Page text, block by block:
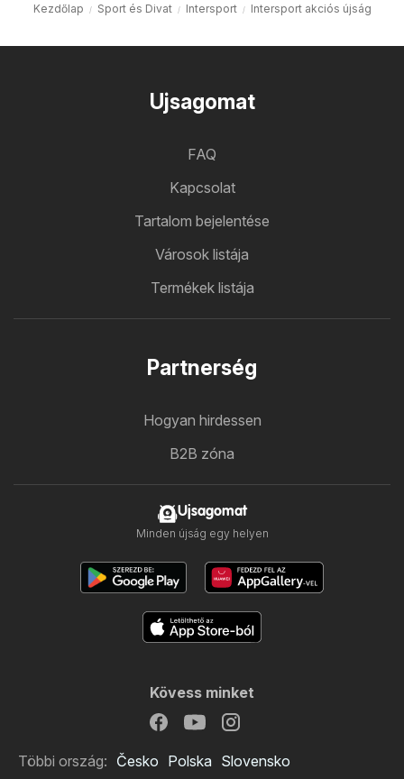
Kezdőlap Sport és Divat Intersport Intersport akciós újság
Ujsagomat
FAQ
Kapcsolat
Tartalom bejelentése
Városok listája
Termékek listája
Partnerség
Hogyan hirdessen
B2B zóna
Ujsagomat
Minden újság egy helyen
Kövess minket
Többi ország: Česko Polska Slovensko